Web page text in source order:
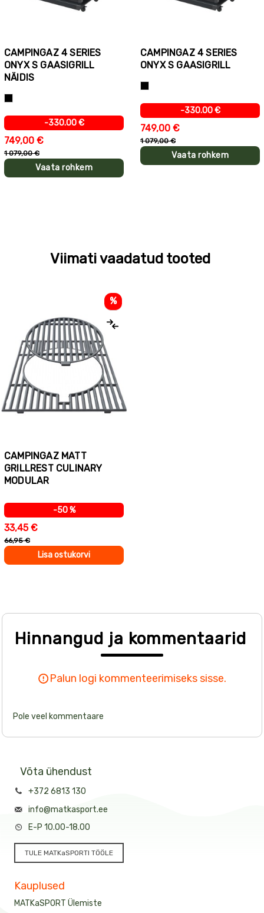
CAMPINGAZ 4 SERIES
ONYX S GAASIGRILL
NÄIDIS
-330.00 €
749,00 €
1 079,00 €
Vaata rohkem
CAMPINGAZ 4 SERIES
ONYX S GAASIGRILL
-330.00 €
749,00 €
1 079,00 €
Vaata rohkem
Viimati vaadatud tooted
%
CAMPINGAZ MATT
GRILLREST CULINARY
MODULAR
-50 %
33,45 €
66,95 €
Lisa ostukorvi
Hinnangud ja kommentaarid
Palun logi kommenteerimiseks sisse.
Pole veel kommentaare
Võta ühendust
+372 6813 130
info@matkasport.ee
E-P 10.00-18.00
TULE MATKaSPORTI TÖÖLE
Kauplused
MATKaSPORT Ülemiste